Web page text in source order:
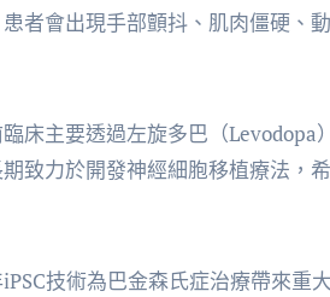
者會出現手部顫抖、肌肉僵硬、
臨床主要透過左旋多巴（
致力於開發神經細胞移植療法，
技術為巴金森氏症治療帶來重